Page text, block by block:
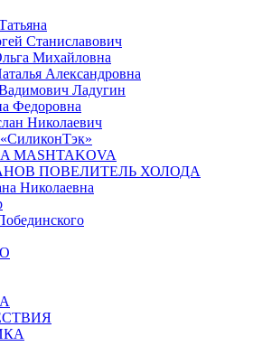
Станиславович
Михайловна
Александровна
Ладугин
Федоровна
Николаевич
MASHTAKOVA
ПОВЕЛИТЕЛЬ ХОЛОДА
Николаевна